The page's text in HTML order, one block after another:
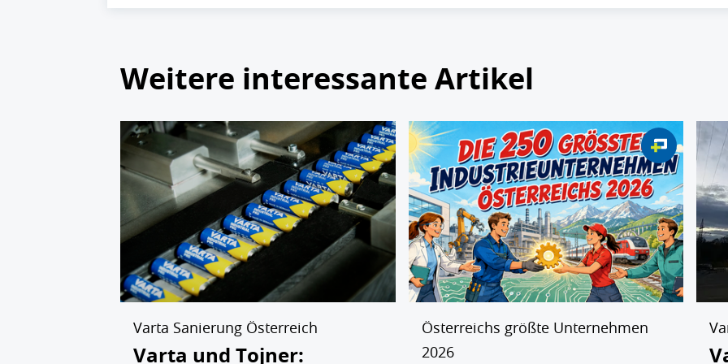
Weitere interessante Artikel
Varta Sanierung Österreich
Varta und Tojner:
Österreichs größte Unternehmen
2026